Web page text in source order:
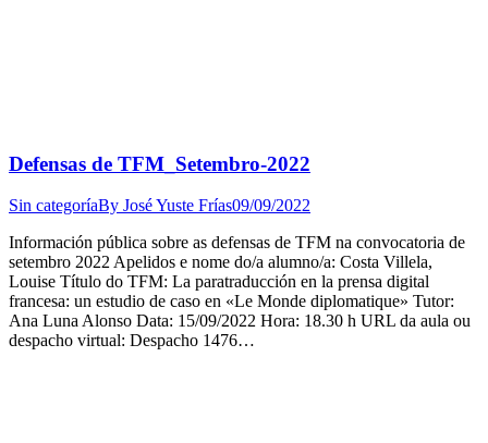
Defensas de TFM_Setembro-2022
Sin categoríaBy José Yuste Frías09/09/2022
Información pública sobre as defensas de TFM na convocatoria de
setembro 2022 Apelidos e nome do/a alumno/a: Costa Villela,
Louise Título do TFM: La paratraducción en la prensa digital
francesa: un estudio de caso en «Le Monde diplomatique» Tutor:
Ana Luna Alonso Data: 15/09/2022 Hora: 18.30 h URL da aula ou
despacho virtual: Despacho 1476…